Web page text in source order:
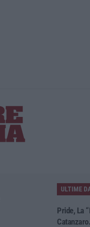
Diamante, ecco
ULTIME
Pride, La